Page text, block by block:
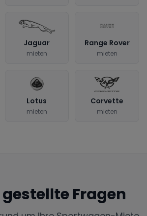
Jaguar
mieten
Range Rover
mieten
Lotus
mieten
Corvette
mieten
Fragen